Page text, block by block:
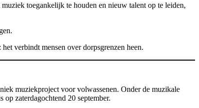
toegankelijk te houden en nieuw talent op te leiden,
verbindt mensen over dorpsgrenzen heen.
muziekproject voor volwassenen. Onder de muzikale
zaterdagochtend 20 september.